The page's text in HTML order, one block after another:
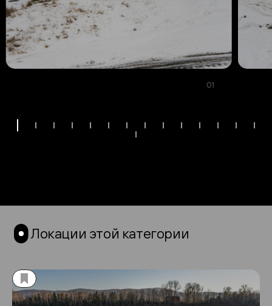
01
Локации этой категории